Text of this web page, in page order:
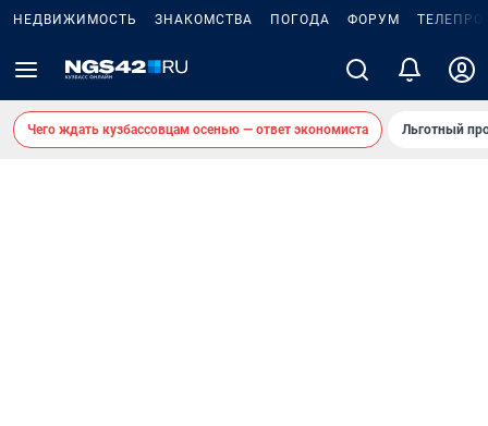
НЕДВИЖИМОСТЬ ЗНАКОМСТВА ПОГОДА ФОРУМ
Чего ждать кузбассовцам осенью — ответ экономиста Льготный